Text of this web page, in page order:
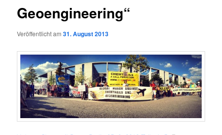
Geoengineering“
Veröffentlicht am31. August 2013